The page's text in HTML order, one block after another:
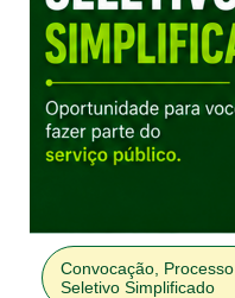
Convocação Processo
Seletivo Simplificado